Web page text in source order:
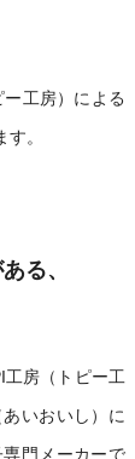
工房）による
。
る、
工房（トピー工
いおいし）に
門メーカーで